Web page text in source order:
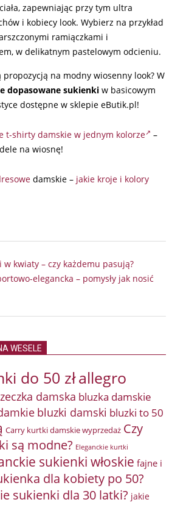
zapewniając przy tym ultra
i kobiecy look. Wybierz na przykład
ramiączkami i
w delikatnym pastelowym odcieniu.
propozycją na modny wiosenny look? W
dopasowane sukienki w basicowym
dostępne w sklepie eButik.pl!
t-shirty damskie w jednym kolorze
–
na wiosnę!
damskie – jakie kroje i kolory
w kwiaty – czy każdemu pasują?
elegancka – pomysły jak nosić
WESELE
do 50 złallegro
damska bluzka damskie
bluzki damski bluzki to 50
Carry kurtki damskie wyprzedaż Czy
są modne? Eleganckie kurtki
sukienki włoskie fajne i
dla kobiety po 50?
sukienki dla 30 latki? jakie